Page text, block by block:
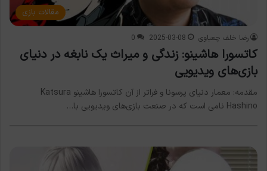
مقالات بازی
رضا خلف چعباوی 2025-03-08
0
کاتسورا هاشینو: زندگی و میراث یک نابغه در دنیای
بازی‌های ویدیویی
مقدمه: معمار دنیای پرسونا و فراتر از آن کاتسورا هاشینو Katsura
Hashino نامی است که در صنعت بازی‌های ویدیویی با…